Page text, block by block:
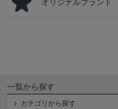
オリジナルブランド
一覧から探す
カテゴリから探す